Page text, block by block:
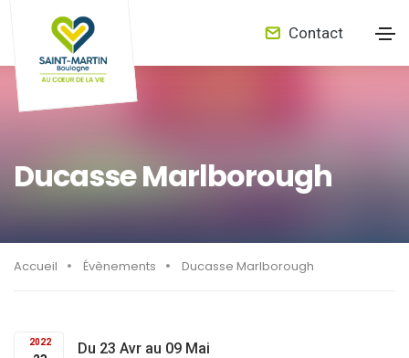
Contact
Ducasse Marlborough
Accueil Évènements Ducasse Marlborough
2022 Du 23 Avr au 09 Mai